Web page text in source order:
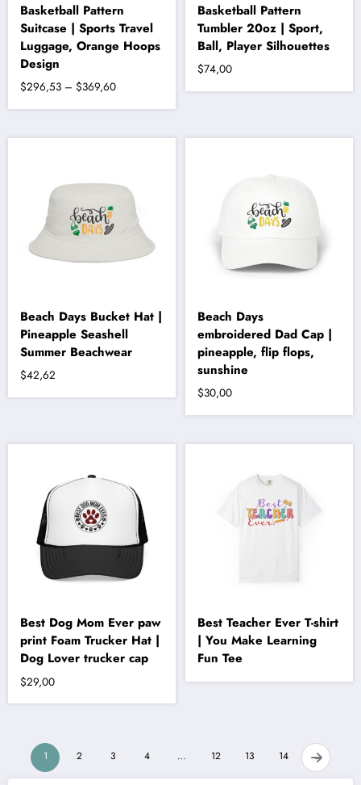
Basketball Pattern
Suitcase | Sports Travel
Luggage, Orange Hoops
Design
$296,53 – $369,60Fiyat
-
Bu
birden
Seçenekler
sayfasından
seçilebilir
Basketball Pattern
Tumbler 20oz | Sport,
Ball, Player Silhouettes
$74,00
Beach Days Bucket Hat |
Pineapple Seashell
Summer Beachwear
$42,62
Bu
fazla
Seçenekler
sayfasından
seçilebilir
Beach Days
embroidered Dad Cap |
pineapple, flip flops,
sunshine
$30,00
Best Dog Mom Ever paw
print Foam Trucker Hat |
Dog Lover trucker cap
$29,00
Best Teacher Ever T-shirt
| You Make Learning
Fun Tee
1 2 3 4 … 12 13 14 →